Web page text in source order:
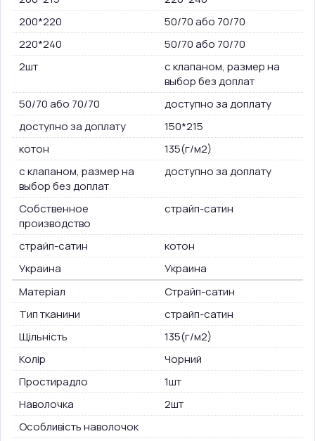
200*220
50/70 або 70/70
220*240
50/70 або 70/70
2шт
с клапаном, размер на
выбор без доплат
50/70 або 70/70
доступно за доплату
доступно за доплату
150*215
котон
135(г/м2)
с клапаном, размер на
выбор без доплат
доступно за доплату
Собственное
производство
страйп-сатин
страйп-сатин
котон
Украина
Украина
Матеріал
Страйп-сатин
Тип тканини
страйп-сатин
Щільність
135(г/м2)
Колір
Чорний
Простирадло
1шт
Наволочка
2шт
Особливість наволочок